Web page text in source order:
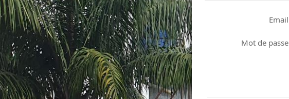
Email
Mot de passe